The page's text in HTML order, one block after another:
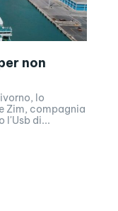
non
lo
Zim, compagnia
l'Usb di...